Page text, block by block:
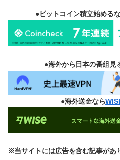
●ビットコイン積立始める
●海外から日本の番組見
●海外送金なら
※当サイトには広告を含む記事があ